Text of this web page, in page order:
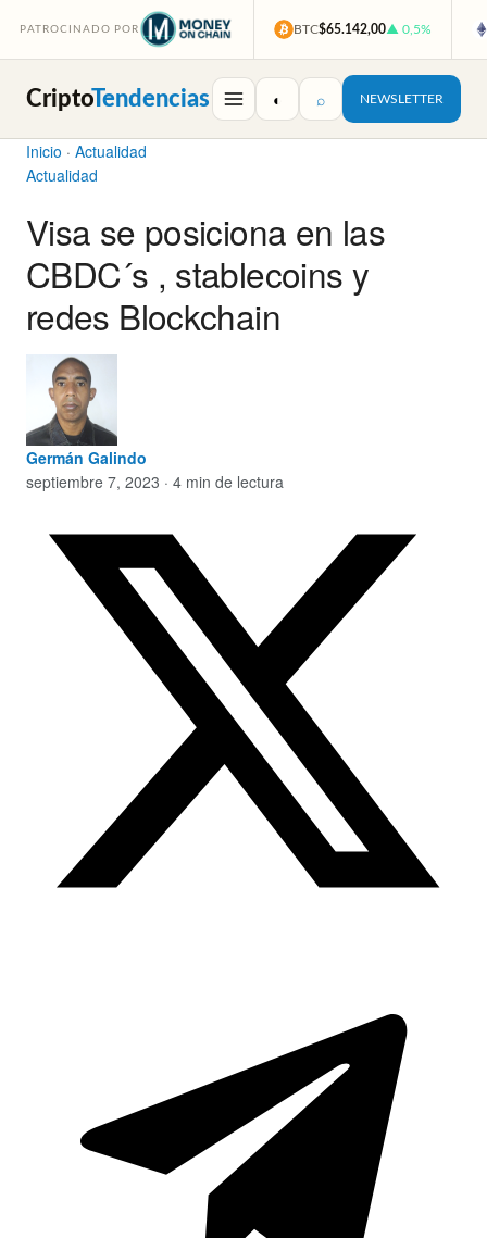
PATROCINADO POR BTC$65.142,00▲ 0,5%
CriptoTendencias ◐ ⌕ NEWSLETTER
Inicio · Actualidad
Actualidad
Visa se posiciona en las
CBDC´s , stablecoins y
redes Blockchain
Germán Galindo
septiembre 7, 2023 · 4 min de lectura